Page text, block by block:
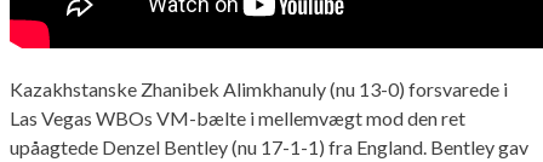
Kazakhstanske Zhanibek Alimkhanuly (nu 13-0) forsvarede i
Las Vegas WBOs VM-bælte i mellemvægt mod den ret
upåagtede Denzel Bentley (nu 17-1-1) fra England. Bentley gav